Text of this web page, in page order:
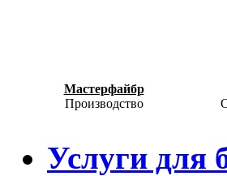
Мастерфайбр
Производство
Услуги для